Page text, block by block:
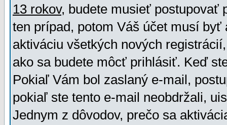
13 rokov, budete musieť postupovať
ten prípad, potom Váš účet musí
aktiváciu všetkých nových
ako sa budete môcť prihlásiť. Keď
Pokiaľ Vám bol zaslaný e-mail,
pokiaľ ste tento e-mail neobdržali,
Jednym z dôvodov, prečo sa